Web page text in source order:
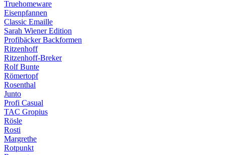
Truehomeware
Eisenpfannen
Classic Emaille
Sarah Wiener Edition
Profibäcker Backformen
Ritzenhoff
Ritzenhoff-Breker
Rolf Bunte
Römertopf
Rosenthal
Junto
Profi Casual
TAC Gropius
Rösle
Rosti
Margrethe
Rotpunkt